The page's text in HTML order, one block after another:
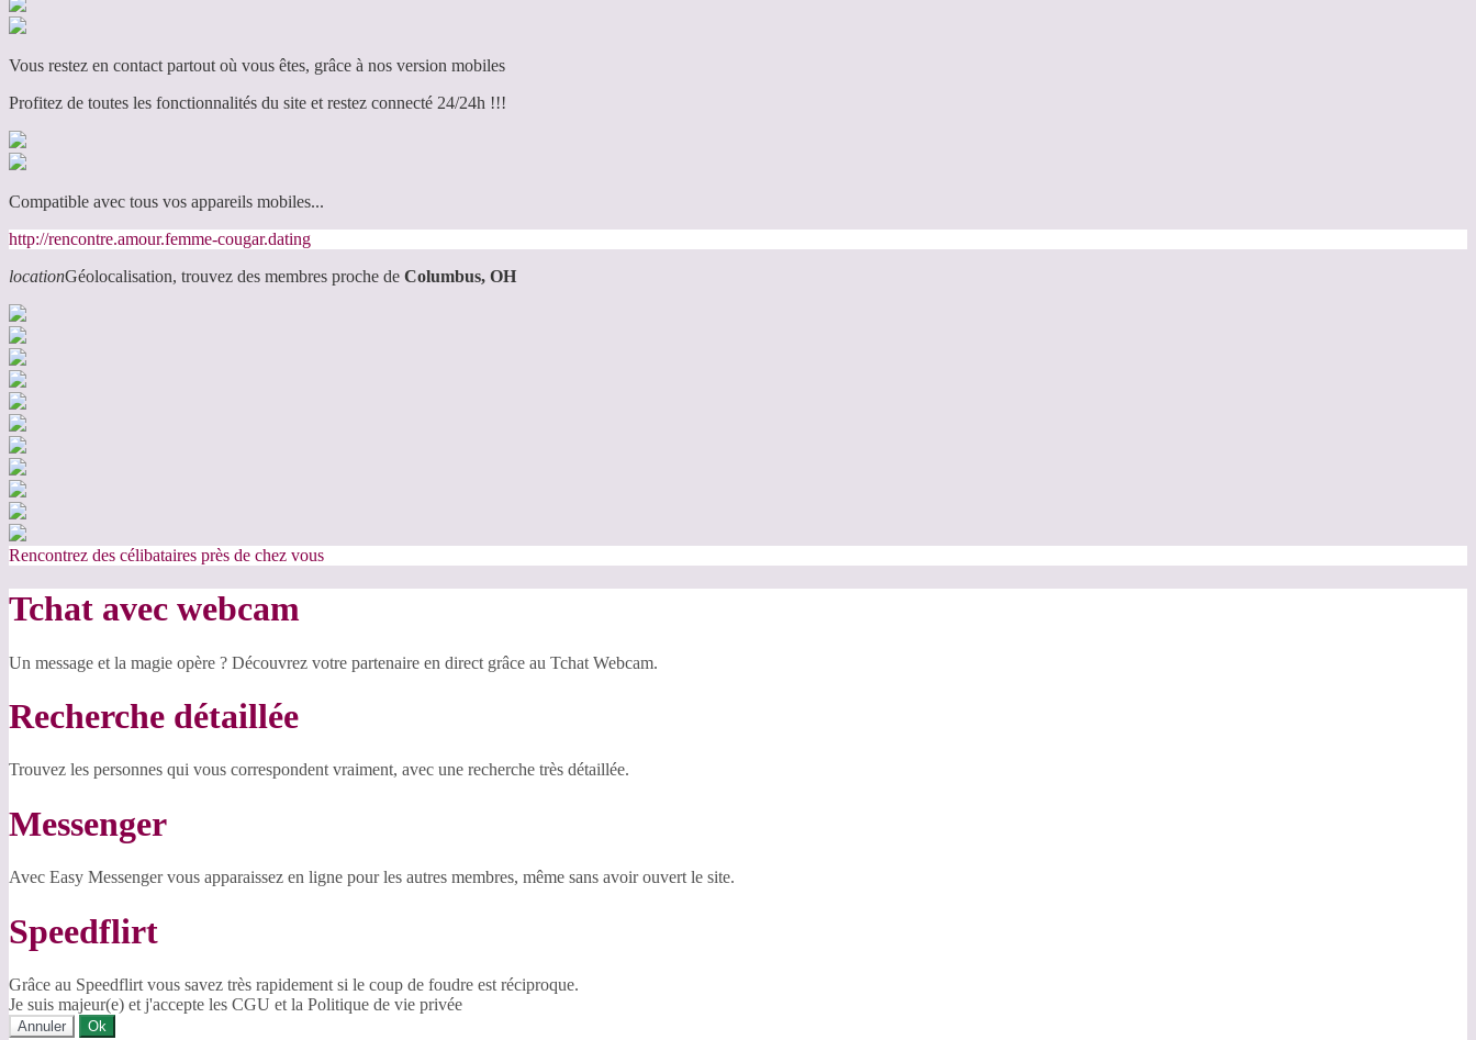
Vous restez en contact partout où vous êtes, grâce à nos version mobiles
Profitez de toutes les fonctionnalités du site et restez connecté 24/24h !!!
Compatible avec tous vos appareils mobiles...
http://rencontre.amour.femme-cougar.dating
locationGéolocalisation, trouvez des membres proche de Columbus, OH
Rencontrez des célibataires près de chez vous
Tchat avec webcam
Un message et la magie opère ? Découvrez votre partenaire en direct grâce au Tchat Webcam.
Recherche détaillée
Trouvez les personnes qui vous correspondent vraiment, avec une recherche très détaillée.
Messenger
Avec Easy Messenger vous apparaissez en ligne pour les autres membres, même sans avoir ouvert le site.
Speedflirt
Grâce au Speedflirt vous savez très rapidement si le coup de foudre est réciproque.
Je suis majeur(e) et j'accepte les CGU et la Politique de vie privée
Annuler Ok